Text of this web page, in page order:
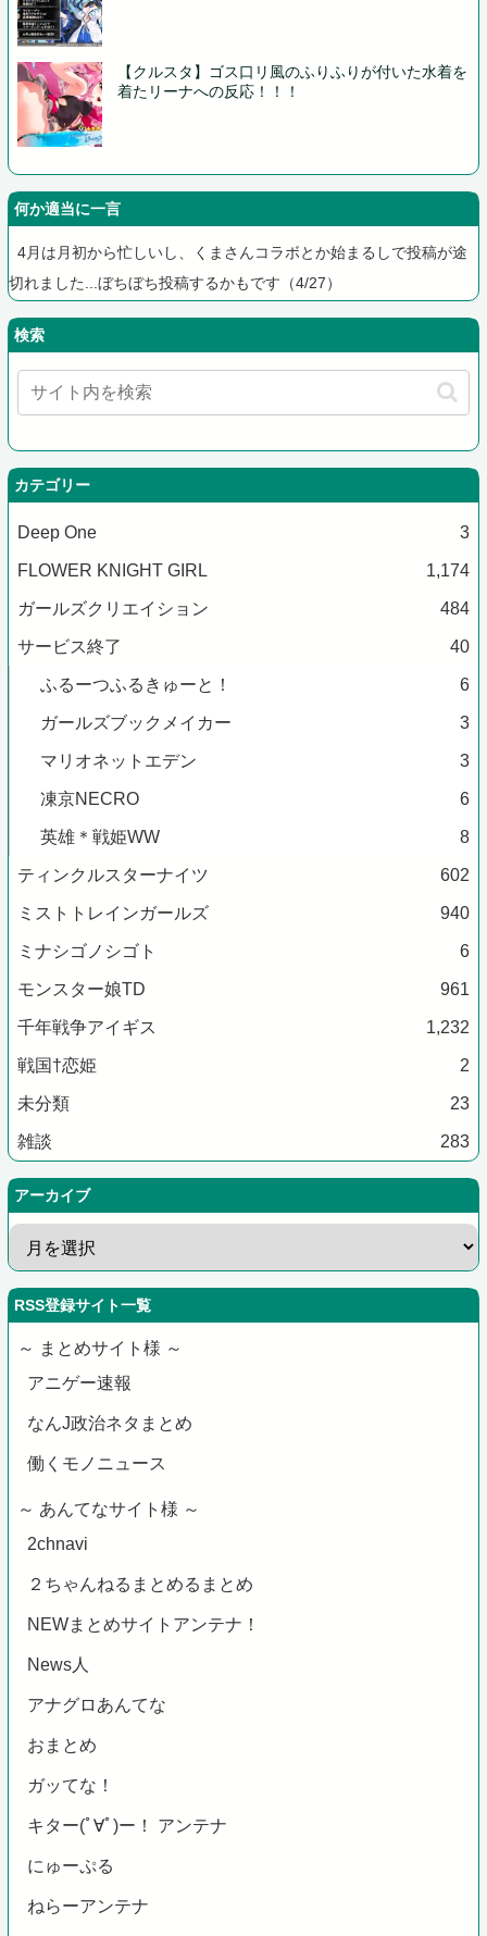
【クルスタ】ゴス口リ風のふりふりが付いた水着を
着たリーナへの反応！！！
何か適当に一言
4月は月初から忙しいし、くまさんコラボとか始まるしで投稿が途
切れました...ぼちぼち投稿するかもです（4/27）
検索
カテゴリー
Deep One 3
FLOWER KNIGHT GIRL 1,174
ガールズクリエイション 484
サービス終了 40
ふるーつふるきゅーと！ 6
ガールズブックメイカー 3
マリオネットエデン 3
凍京NECRO 6
英雄＊戦姫WW 8
ティンクルスターナイツ 602
ミストトレインガールズ 940
ミナシゴノシゴト 6
モンスター娘TD 961
千年戦争アイギス 1,232
戦国†恋姫 2
未分類 23
雑談 283
アーカイブ
RSS登録サイト一覧
～ まとめサイト様 ～
アニゲー速報
なんJ政治ネタまとめ
働くモノニュース
～ あんてなサイト様 ～
2chnavi
２ちゃんねるまとめるまとめ
NEWまとめサイトアンテナ！
News人
アナグロあんてな
おまとめ
ガッてな！
キター(ﾟ∀ﾟ)ー！ アンテナ
にゅーぷる
ねらーアンテナ